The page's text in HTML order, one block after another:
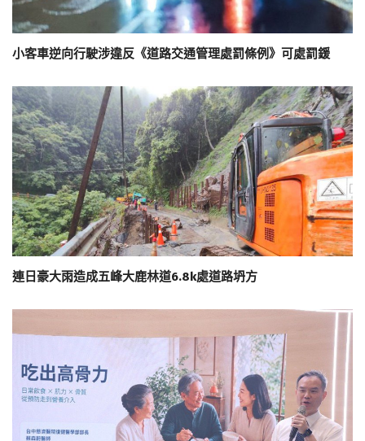
小客車逆向行駛涉違反《道路交通管理處罰條例》可處罰鍰
連日豪大雨造成五峰大鹿林道6.8k處道路坍方